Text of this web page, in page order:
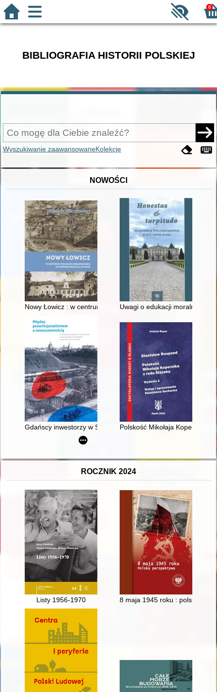
0
BIBLIOGRAFIA HISTORII POLSKIEJ
Wyszukiwanie zaawansowaneKolekcje
NOWOŚCI
Nowy Łowicz : w centrum poligonu drawskiego od
Uwagi o edukacji moralnej
Gdańscy inwestorzy w Sopocie : prestiż finansowy i
Polskość Mikołaja Kopernika z
ROCZNIK 2024
Listy 1956-1970 8 maja 1945 roku : polska